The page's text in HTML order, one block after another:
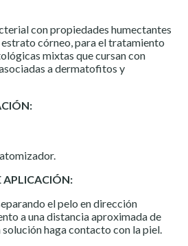
con propiedades humectantes
córneo, para el tratamiento
mixtas que cursan con
a dermatofitos y
APLICACIÓN:
el pelo en dirección
a una distancia aproximada de
haga contacto con la piel.